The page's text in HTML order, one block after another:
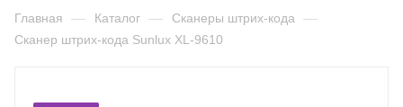
Главная — Каталог — Сканеры штрих-кода —
Сканер штрих-кода Sunlux XL-9610